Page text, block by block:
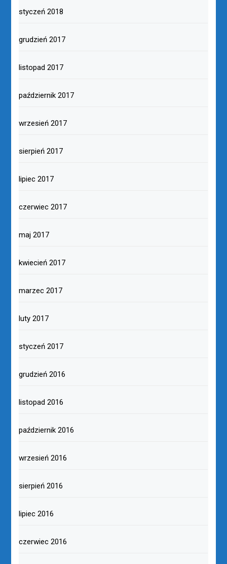
styczeń 2018
grudzień 2017
listopad 2017
październik 2017
wrzesień 2017
sierpień 2017
lipiec 2017
czerwiec 2017
maj 2017
kwiecień 2017
marzec 2017
luty 2017
styczeń 2017
grudzień 2016
listopad 2016
październik 2016
wrzesień 2016
sierpień 2016
lipiec 2016
czerwiec 2016